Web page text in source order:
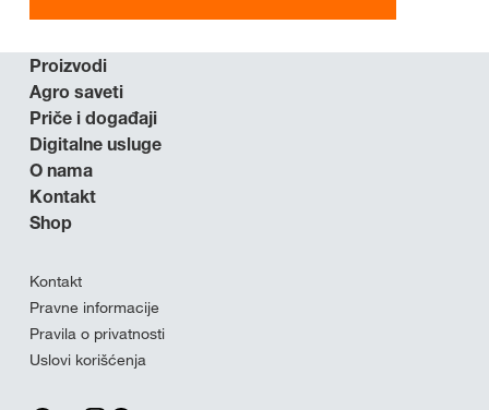
Proizvodi
Agro saveti
Priče i događaji
Digitalne usluge
O nama
Kontakt
Shop
Kontakt
Pravne informacije
Pravila o privatnosti
Uslovi korišćenja